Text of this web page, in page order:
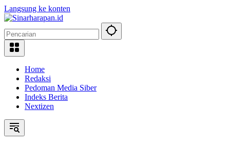
Langsung ke konten
Home
Redaksi
Pedoman Media Siber
Indeks Berita
Nextizen